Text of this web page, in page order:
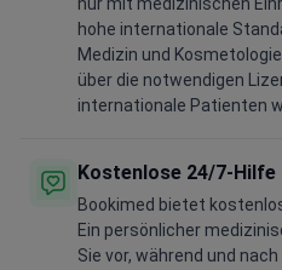
hohe internationale
Medizin und
über die notwendigen
internationale Patienten
Kostenlose 24/7-Hilfe
Bookimed bietet
Ein persönlicher
Sie vor, während und